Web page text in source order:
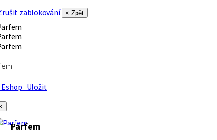
zablokování
× Zpět
Uložit
Parfem